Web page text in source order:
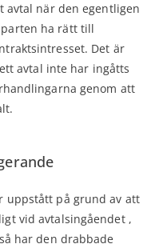
avtal när den egentligen
ha rätt till
Det är
avtal inte har ingåtts
genom att
uppstått på grund av att
vid avtalsingåendet ,
har den drabbade